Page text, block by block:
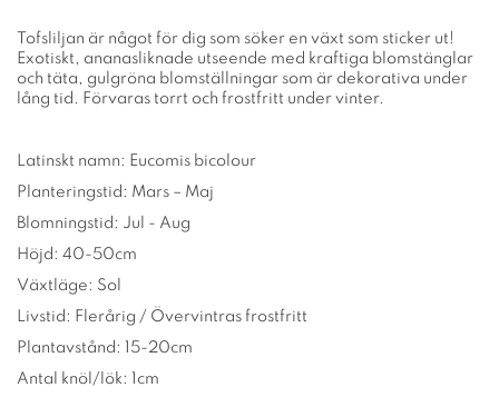
Tofsliljan är något för dig som söker en växt som sticker ut!
Exotiskt, ananasliknade utseende med kraftiga blomstänglar
och täta, gulgröna blomställningar som är dekorativa under
lång tid. Förvaras torrt och frostfritt under vinter.
Latinskt namn: Eucomis bicolour
Planteringstid: Mars – Maj
Blomningstid: Jul - Aug
Höjd: 40-50cm
Växtläge: Sol
Livstid: Flerårig / Övervintras frostfritt
Plantavstånd: 15-20cm
Antal knöl/lök: 1cm